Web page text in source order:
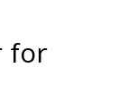
for